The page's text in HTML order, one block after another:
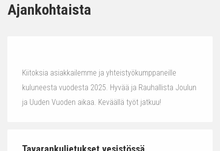
Ajankohtaista
Kiitoksia asiakkailemme ja yhteistyökumppaneille
kuluneesta vuodesta 2025. Hyvää ja Rauhallista Joulun
ja Uuden Vuoden aikaa. Keväällä työt jatkuu!